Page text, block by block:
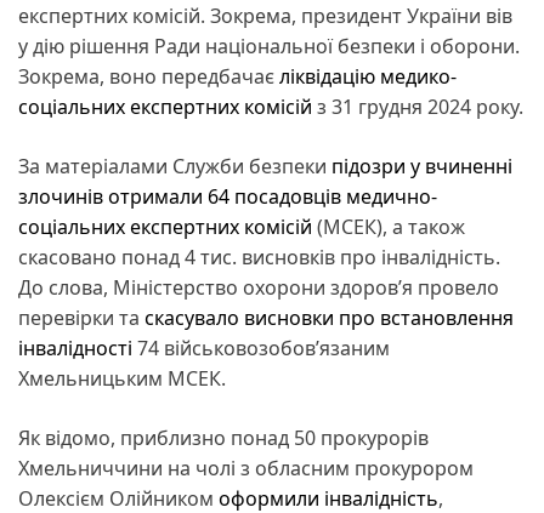
експертних комісій. Зокрема, президент України вів
у дію рішення Ради національної безпеки і оборони.
Зокрема, воно передбачаєліквідацію медико-
соціальних експертних комісій з 31 грудня 2024 року.
За матеріалами Служби безпеки підозри у вчиненні
злочинів отримали 64 посадовців медично-
соціальних експертних комісій (МСЕК), а також
скасовано понад 4 тис. висновків про інвалідність.
До слова, Міністерство охорони здоровʼя провело
перевірки та скасувало висновки про встановлення
інвалідності 74 військовозобовʼязаним
Хмельницьким МСЕК.
Як відомо, приблизно понад 50 прокурорів
Хмельниччини на чолі з обласним прокурором
Олексієм Олійником оформили інвалідність,